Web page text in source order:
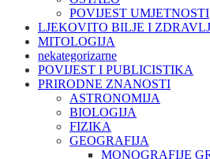
POVIJEST UMJETNOSTI
LJEKOVITO BILJE I
MITOLOGIJA
nekategorizarne
POVIJEST I PUBLICISTIKA
PRIRODNE ZNANOSTI
ASTRONOMIJA
BIOLOGIJA
FIZIKA
GEOGRAFIJA
MONOGRAFIJE